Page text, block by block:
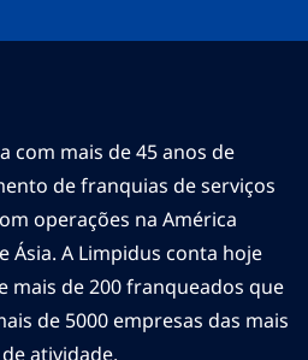
com mais de 45 anos de
de franquias de serviços
operações na América
Ásia. A Limpidus conta hoje
mais de 200 franqueados que
de 5000 empresas das mais
atividade.